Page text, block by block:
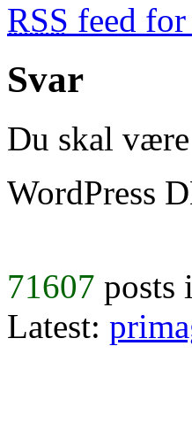
RSS feed
Svar
Du skal være
WordPress
71607 posts
Latest: